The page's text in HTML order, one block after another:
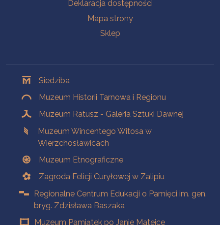
Deklaracja dostępności
Mapa strony
Sklep
Siedziba
Muzeum Historii Tarnowa i Regionu
Muzeum Ratusz - Galeria Sztuki Dawnej
Muzeum Wincentego Witosa w
Wierzchosławicach
Muzeum Etnograficzne
Zagroda Felicji Curyłowej w Zalipiu
Regionalne Centrum Edukacji o Pamięci im. gen.
bryg. Zdzisława Baszaka
Muzeum Pamiątek po Janie Matejce